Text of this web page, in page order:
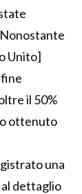
Unito]
il 50%
ottenuto
una
dettaglio